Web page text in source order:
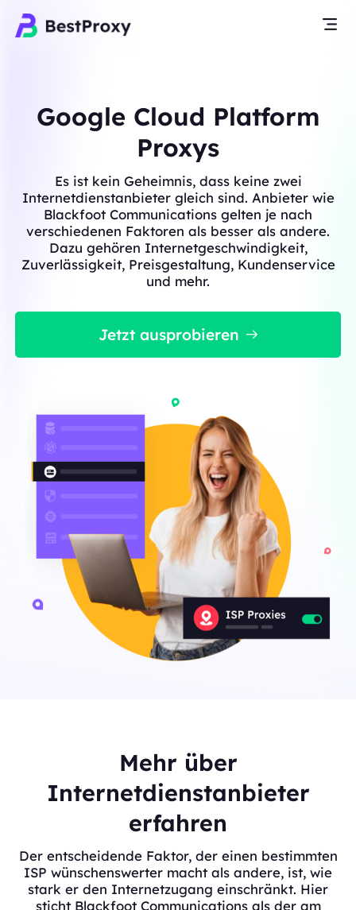
Google Cloud Platform
Proxys
Es ist kein Geheimnis, dass keine zwei
Internetdienstanbieter gleich sind. Anbieter wie
Blackfoot Communications gelten je nach
verschiedenen Faktoren als besser als andere.
Dazu gehören Internetgeschwindigkeit,
Zuverlässigkeit, Preisgestaltung, Kundenservice
und mehr.
Jetzt ausprobieren
Mehr über
Internetdienstanbieter
erfahren
Der entscheidende Faktor, der einen bestimmten
ISP wünschenswerter macht als andere, ist, wie
stark er den Internetzugang einschränkt. Hier
sticht Blackfoot Communications als der am